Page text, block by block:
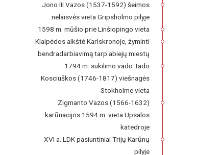
Jono III Vazos (1537-1592) šeimos
nelaisvės vieta Gripsholmo pilyje
1598 m. mūšio prie Linšiopingo vieta
Klaipėdos aikštė Karlskronoje, žyminti
bendradarbiavimą tarp abiejų miestų
1794 m. sukilimo vado Tado
Kosciuškos (1746-1817) viešnagės
Stokholme vieta
Zigmanto Vazos (1566-1632)
karūnacijos 1594 m. vieta Upsalos
katedroje
XVI a. LDK pasiuntiniai Trijų Karūnų
pilyje